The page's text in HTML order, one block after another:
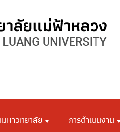
หาวิทยาลัย การดำเนินงาน